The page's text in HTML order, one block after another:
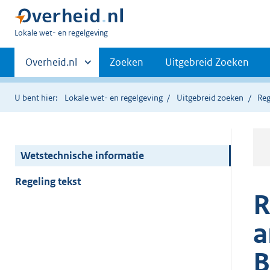
U
hier:
Lokale wet- en regelgeving
Primaire
navigatie
Andere
sites
binnen
Overheid.nl Zoeken Uitgebreid Zoeken
U bent hier: Lokale wet- en regelgeving Uitgebreid zoeken
Wetstechnische informatie
Regeling tekst